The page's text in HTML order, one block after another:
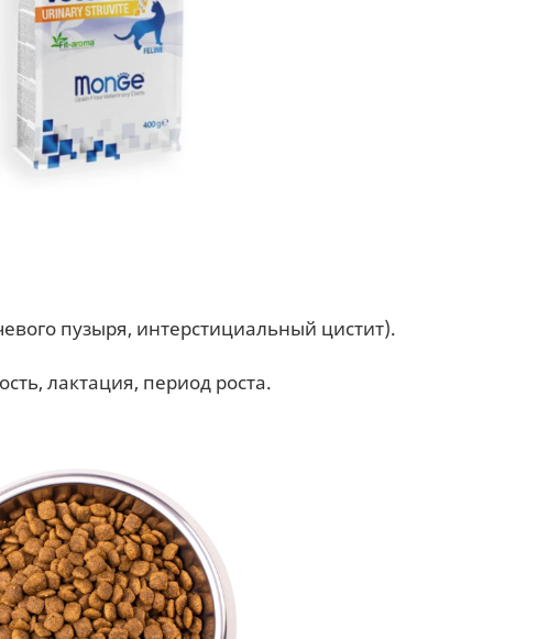
пузыря, интерстициальный цистит).
лактация, период роста.